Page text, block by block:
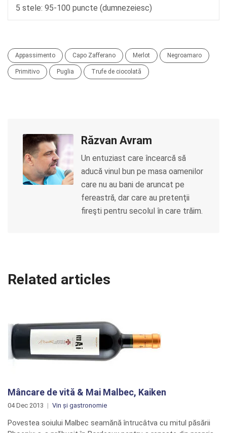
5 stele: 95-100 puncte (dumnezeiesc)
Appassimento Capo Zafferano Merlot Negroamaro
Primitivo Puglia Trufe de ciocolată
Răzvan Avram
Un entuziast care încearcă să
aducă vinul bun pe masa oamenilor
care nu au bani de aruncat pe
fereastră, dar care au pretenţii
fireşti pentru secolul în care trăim.
Related articles
Mâncare de vită & Mai Malbec, Kaiken
04 Dec 2013 Vin și gastronomie
Povestea soiului Malbec seamănă întrucâtva cu mitul păsării